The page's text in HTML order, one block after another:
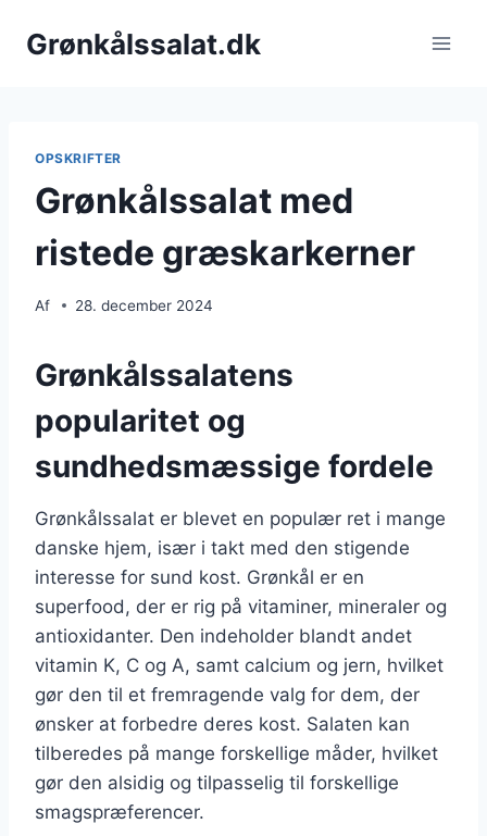
Grønkålssalat.dk
OPSKRIFTER
Grønkålssalat med
ristede græskarkerner
Af 28. december 2024
Grønkålssalatens
popularitet og
sundhedsmæssige fordele
Grønkålssalat er blevet en populær ret i mange
danske hjem, især i takt med den stigende
interesse for sund kost. Grønkål er en
superfood, der er rig på vitaminer, mineraler og
antioxidanter. Den indeholder blandt andet
vitamin K, C og A, samt calcium og jern, hvilket
gør den til et fremragende valg for dem, der
ønsker at forbedre deres kost. Salaten kan
tilberedes på mange forskellige måder, hvilket
gør den alsidig og tilpasselig til forskellige
smagspræferencer.